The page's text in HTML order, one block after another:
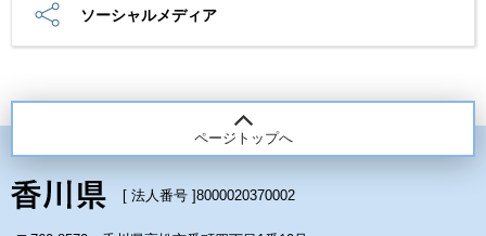
ソーシャルメディア
ページトップへ
[ 法人番号 ]8000020370002